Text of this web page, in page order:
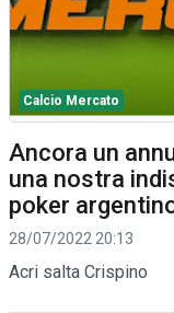
Calcio Mercato
Ancora un
una nostra
poker
28/07/2022 20:13
Acri salta Crispino